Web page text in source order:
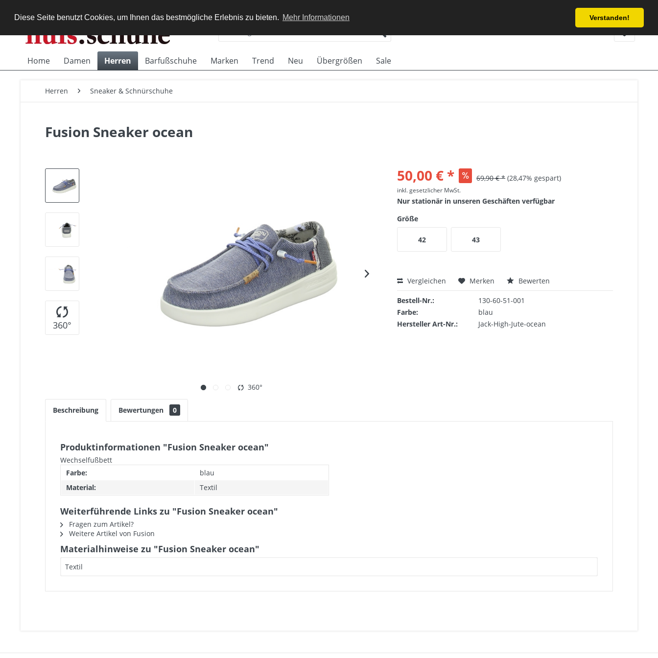
Diese Seite benutzt Cookies, um Ihnen das bestmögliche Erlebnis zu bieten. Mehr Informationen Verstanden!
Service/Hilfe
Home Damen Herren Barfußschuhe Marken Trend Neu Übergrößen Sale
Herren Sneaker & Schnürschuhe
Fusion Sneaker ocean
360°
360°
50,00 € * 69,90 € * (28,47% gespart)
inkl. gesetzlicher MwSt.
Nur stationär in unseren Geschäften verfügbar
Größe
42 43
Vergleichen Merken Bewerten
Bestell-Nr.:
130-60-51-001
Farbe:
blau
Hersteller Art-Nr.:
Jack-High-Jute-ocean
Beschreibung Bewertungen 0
Produktinformationen "Fusion Sneaker ocean"
Wechselfußbett
Farbe:
blau
Material:
Textil
Weiterführende Links zu "Fusion Sneaker ocean"
Fragen zum Artikel?
Weitere Artikel von Fusion
Materialhinweise zu "Fusion Sneaker ocean"
Textil